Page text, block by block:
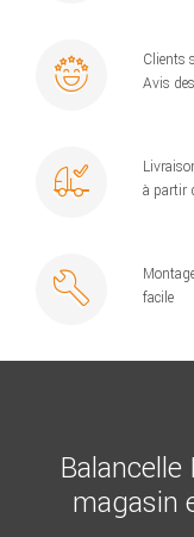
Clients
Avis
à partir
facile
magasin